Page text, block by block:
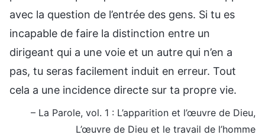
avec la question de l’entrée des gens. Si tu es
incapable de faire la distinction entre un
dirigeant qui a une voie et un autre qui n’en a
pas, tu seras facilement induit en erreur. Tout
cela a une incidence directe sur ta propre vie.
– La Parole, vol. 1 : L’apparition et l’œuvre de Dieu,
L’œuvre de Dieu et le travail de l’homme